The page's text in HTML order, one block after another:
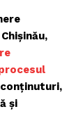
conținuturi,
și